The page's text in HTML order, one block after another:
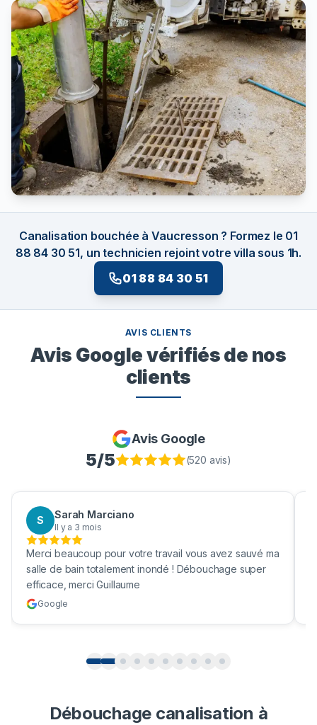
Canalisation bouchée à Vaucresson ? Formez le 01
88 84 30 51, un technicien rejoint votre villa sous 1h.
01 88 84 30 51
AVIS CLIENTS
Avis Google vérifiés de nos
clients
Avis Google
5/5 (520 avis)
S Sarah Marciano
Il y a 3 mois
Merci beaucoup pour votre travail vous avez sauvé ma
salle de bain totalement inondé ! Débouchage super
efficace, merci Guillaume
Google
Débouchage canalisation à